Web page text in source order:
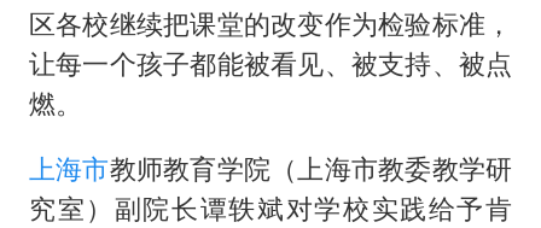
区各校继续把课堂的改变作为检验标准，
让每一个孩子都能被看见、被支持、被点
燃。
上海市教师教育学院（上海市教委教学研
究室）副院长谭轶斌对学校实践给予肯